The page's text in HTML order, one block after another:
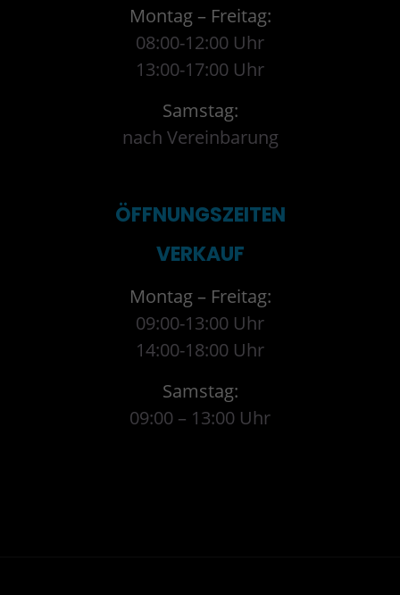
Montag – Freitag:
08:00-12:00 Uhr
13:00-17:00 Uhr
Samstag:
nach Vereinbarung
ÖFFNUNGSZEITEN
VERKAUF
Montag – Freitag:
09:00-13:00 Uhr
14:00-18:00 Uhr
Samstag:
09:00 – 13:00 Uhr